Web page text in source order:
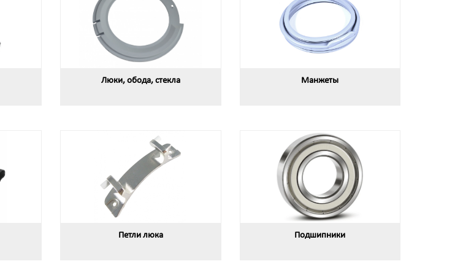
Люки, обода, стекла Манжеты
Петли люка Подшипники